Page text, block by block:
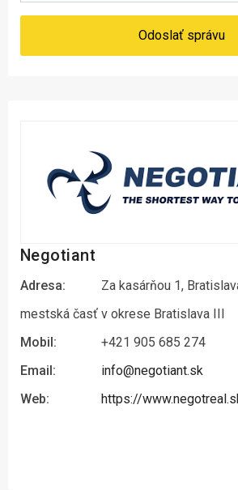
Odoslať správu
Negotiant
Adresa:
Za kasárňou 1,
mestská časť v okrese Bratislava III
Mobil:
+421 905 685 274
Email:
info@negotiant.sk
Web:
https://